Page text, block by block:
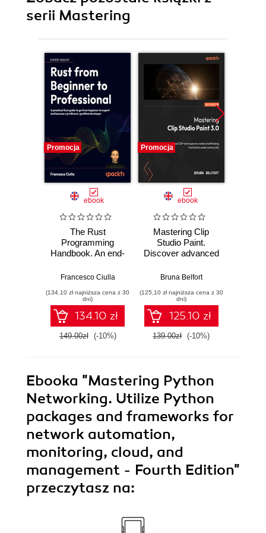
serii Mastering
Promocja
ebook
The Rust
Programming
Handbook. An end-
mastering Rust
Francesco Ciulla
(134,10 zł najniższa cena z 30
dni)
134.10 zł
149.00zł (-10%)
Promocja
ebook
Mastering Clip
Studio Paint.
Discover advanced
create breathtaking
and easily
Bruna Belfort
(125,10 zł najniższa cena z 30
dni)
125.10 zł
139.00zł (-10%)
Ebooka "Mastering Python
Networking. Utilize Python
packages and frameworks for
network automation,
monitoring, cloud, and
management - Fourth Edition"
przeczytasz na: